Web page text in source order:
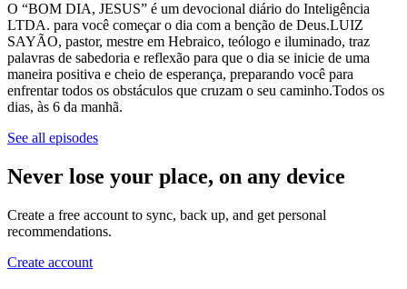
O “BOM DIA, JESUS” é um devocional diário do Inteligência
LTDA. para você começar o dia com a benção de Deus.LUIZ
SAYÃO, pastor, mestre em Hebraico, teólogo e iluminado, traz
palavras de sabedoria e reflexão para que o dia se inicie de uma
maneira positiva e cheio de esperança, preparando você para
enfrentar todos os obstáculos que cruzam o seu caminho.Todos os
dias, às 6 da manhã.
See all episodes
Never lose your place, on any device
Create a free account to sync, back up, and get personal
recommendations.
Create account